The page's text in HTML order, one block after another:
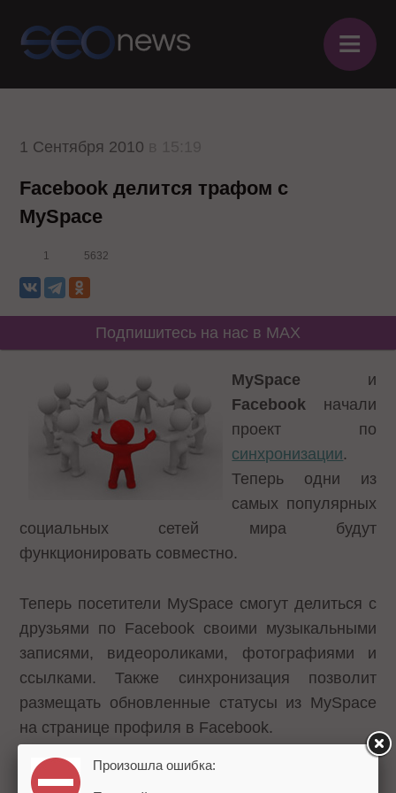
≡
1 Сентября 2010
Facebook делится трафом с
MySpace
1 5632
Подпишитесь на нас в MAX
MySpace и
Facebook начали
проект по
синхронизации.
Теперь одни из
самых популярных
социальных сетей мира будут
функционировать совместно.
Теперь посетители MySpace смогут делиться с
друзьями по Facebook своими музыкальными
записями, видеороликами, фотографиями и
ссылками. Также синхронизация позволит
размещать обновленные статусы из MySpace
на странице профиля в Facebook.
В настоящее время синхронизация является
Произошла ошибка: